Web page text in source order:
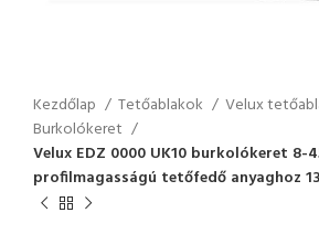
Kezdőlap Tetőablakok
Velux
Burkolókeret
Velux EDZ 0000 UK10 burkolókeret 8-
profilmagasságú tetőfedő anyaghoz